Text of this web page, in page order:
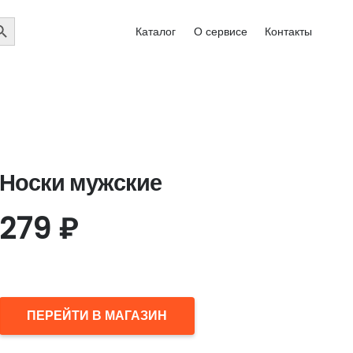
Каталог О сервисе Контакты
Носки мужские
279 ₽
ПЕРЕЙТИ В МАГАЗИН